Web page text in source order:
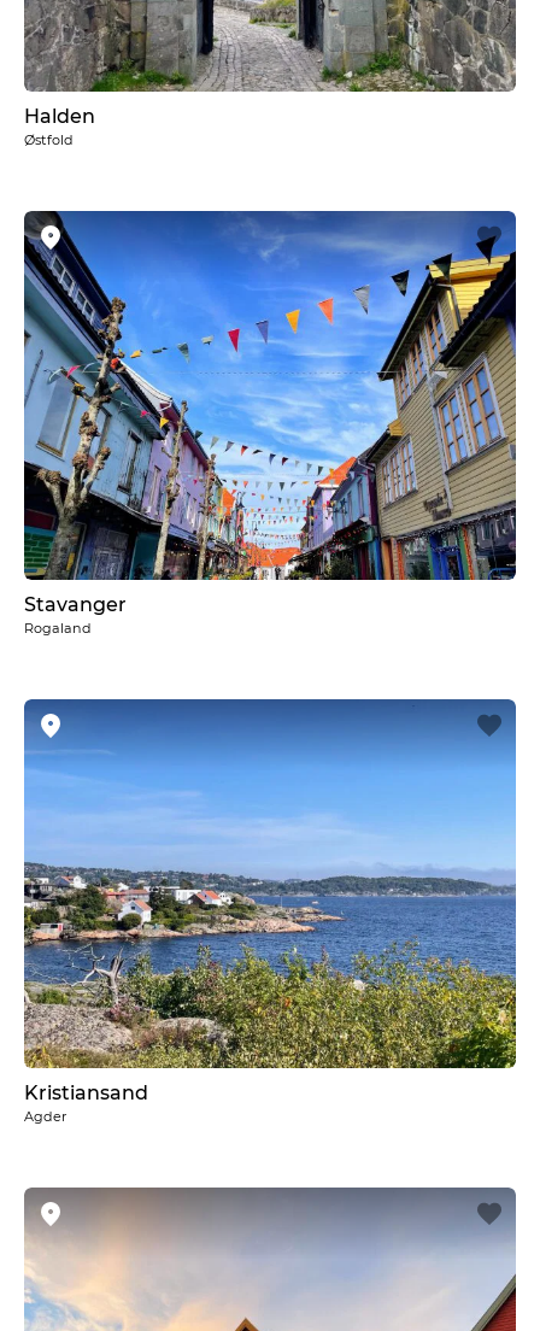
Halden
Østfold
Stavanger
Rogaland
Kristiansand
Agder